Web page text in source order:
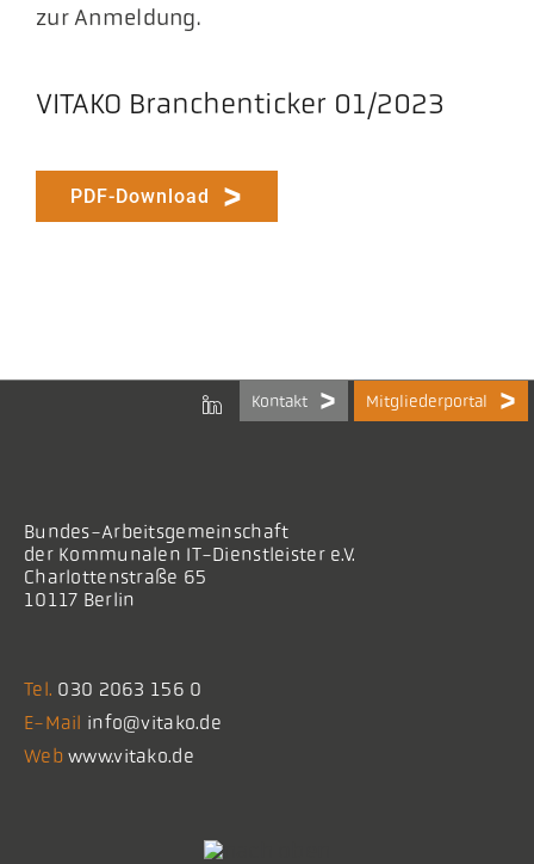
zur Anmeldung.
VITAKO Branchenticker 01/2023
PDF-Download
Kontakt Mitgliederportal
Bundes-Arbeitsgemeinschaft
der Kommunalen IT-Dienstleister e.V.
Charlottenstraße 65
10117 Berlin
Tel. 030 2063 156 0
E-Mail info@vitako.de
Webwww.vitako.de